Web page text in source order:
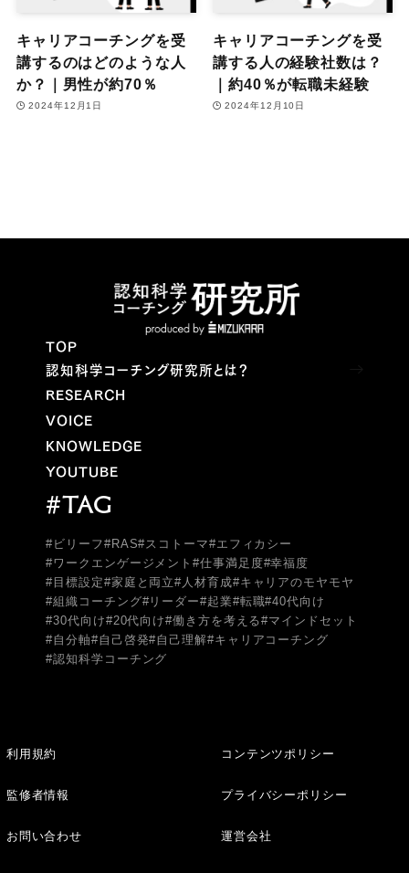
キャリアコーチングを受
講するのはどのような人
か？｜男性が約70％
2024年12月1日
キャリアコーチングを受
講する人の経験社数は？
｜約40％が転職未経験
2024年12月10日
TOP
認知科学コーチング研究所とは？
RESEARCH
VOICE
KNOWLEDGE
YOUTUBE
#TAG
#ビリーフ#RAS#スコトーマ#エフィカシー
#ワークエンゲージメント#仕事満足度#幸福度
#目標設定#家庭と両立#人材育成#キャリアのモヤモヤ
#組織コーチング#リーダー#起業#転職#40代向け
#30代向け#20代向け#働き方を考える#マインドセット
#自分軸#自己啓発#自己理解#キャリアコーチング
#認知科学コーチング
利用規約 コンテンツポリシー
監修者情報 プライバシーポリシー
お問い合わせ 運営会社